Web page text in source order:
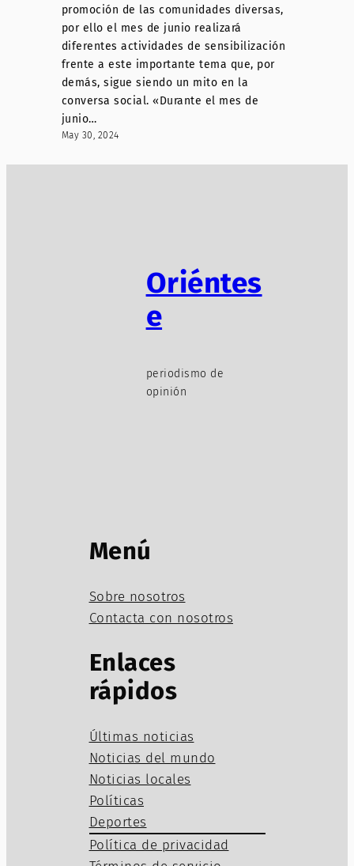
promoción de las comunidades diversas,
por ello el mes de junio realizará
diferentes actividades de sensibilización
frente a este importante tema que, por
demás, sigue siendo un mito en la
conversa social. «Durante el mes de
junio…
May 30, 2024
Oriéntes
e
periodismo de
opinión
Menú
Sobre nosotros
Contacta con nosotros
Enlaces
rápidos
Últimas noticias
Noticias del mundo
Noticias locales
Políticas
Deportes
Política de privacidad